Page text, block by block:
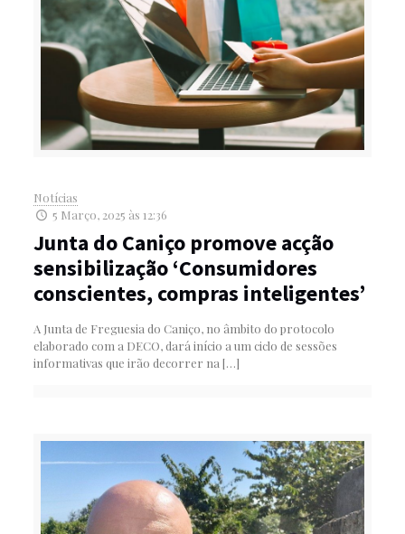
Notícias
5 Março, 2025 às 12:36
Junta do Caniço promove acção
sensibilização ‘Consumidores
conscientes, compras inteligentes’
A Junta de Freguesia do Caniço, no âmbito do protocolo
elaborado com a DECO, dará início a um ciclo de sessões
informativas que irão decorrer na […]